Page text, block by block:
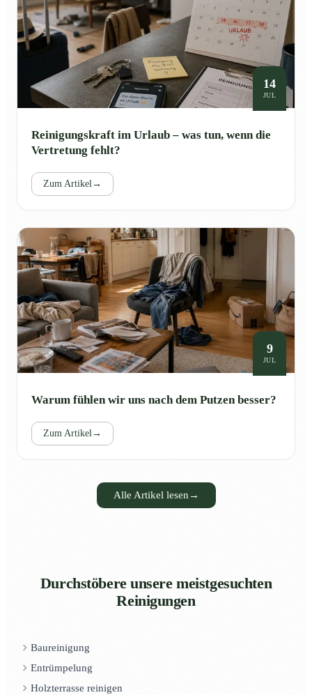
14
JUL
Reinigungskraft im Urlaub – was tun, wenn die
Vertretung fehlt?
Zum Artikel →
9
JUL
Warum fühlen wir uns nach dem Putzen besser?
Zum Artikel →
Alle Artikel lesen →
Durchstöbere unsere meistgesuchten
Reinigungen
Baureinigung
Entrümpelung
Holzterrasse reinigen